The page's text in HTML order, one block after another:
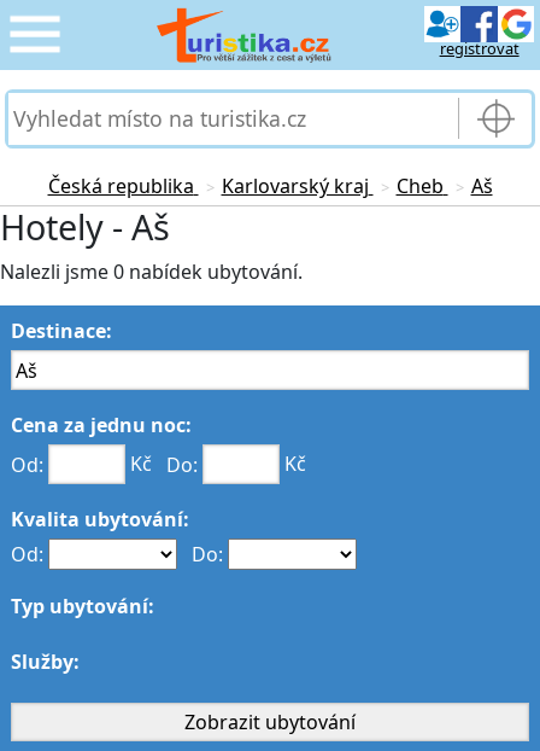
registrovat
CESTOVÁNÍ
SLUŽBY & DOPRAVA
PRO TURISTY ›
MOJE TURISTIKA
Česká republika > Karlovarský kraj > Cheb > Aš
Hotely - Aš
Nalezli jsme 0 nabídek ubytování.
Destinace:
Cena za jednu noc:
Od:
Kč Do: Kč
Kvalita ubytování:
Od:
Do:
Typ ubytování:
Služby: